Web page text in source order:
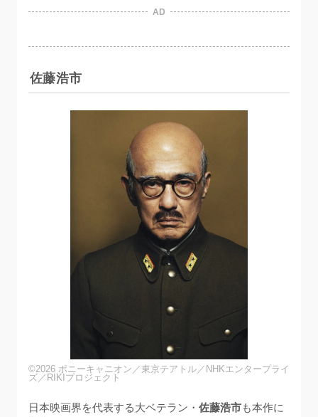
AD
佐藤浩市
©2026 ポニーキャニオン／東京テアトル／NHKエンタープライ
ズ／RIKIプロジェクト
日本映画界を代表する大ベテラン・ 佐藤浩市も本作に